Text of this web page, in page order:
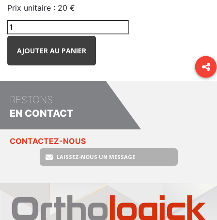
Prix unitaire : 20 €
AJOUTER AU PANIER
RESTONS
EN CONTACT
CONTACTEZ-NOUS
LAISSEZ-NOUS UN MESSAGE